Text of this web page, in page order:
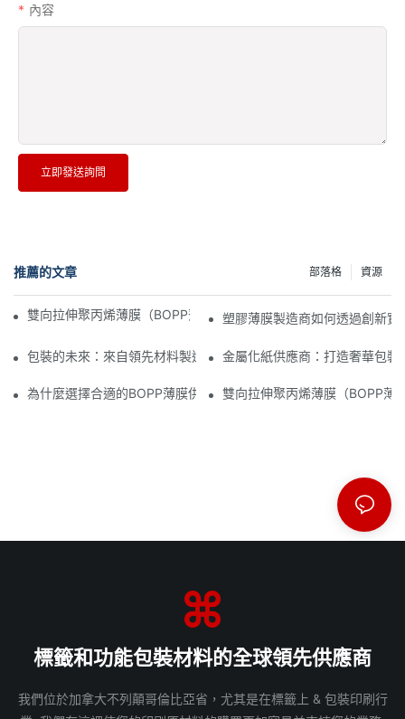
內容
立即發送詢問
推薦的文章 資源
部落格
雙向拉伸聚丙烯薄膜（BOPP薄膜）製造商：柔性包裝的支柱
塑膠薄膜製造商如何透過創新實
包裝的未來：來自領先材料製造商的洞見金屬化紙供應商：打造奢華包裝
為什麼選擇合適的BOPP薄膜供應商對您的業務至關重要
雙向拉伸聚丙烯薄膜（BOPP薄
標籤和功能包裝材料的全球領先供應商
我們位於加拿大不列顛哥倫比亞省，尤其是在標籤上 & 包裝印刷行